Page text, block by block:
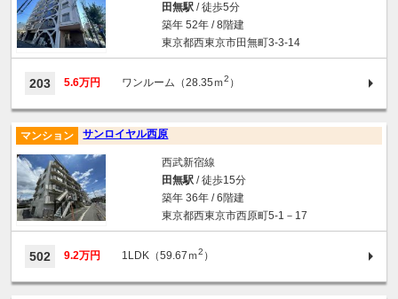
田無駅/ 徒歩5分
築年 52年 / 8階建
東京都西東京市田無町3-3-14
203 5.6万円 ワンルーム（28.35ｍ2 ）
サンロイヤル西原
マンション
西武新宿線
田無駅/ 徒歩15分
築年 36年 / 6階建
東京都西東京市西原町5-1－17
502 9.2万円 1LDK（59.67ｍ2 ）